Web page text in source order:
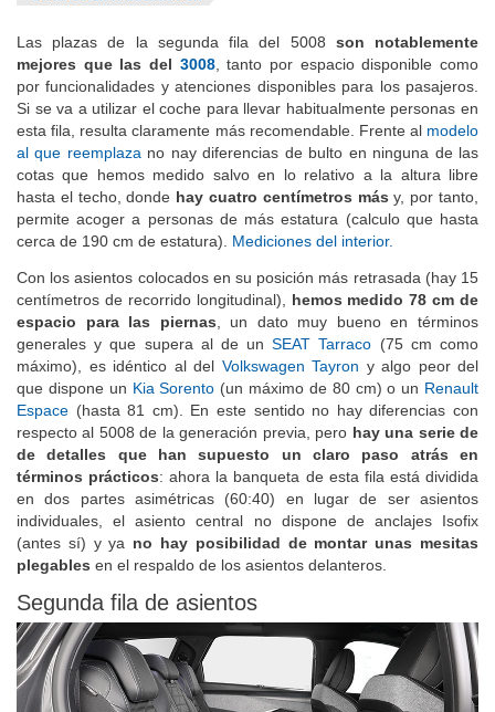
Segunda fila de asientos
Las plazas de la segunda fila del 5008son notablemente
mejores que las del3008, tanto por espacio disponible como
por funcionalidades y atenciones disponibles para los pasajeros.
Si se va a utilizar el coche para llevar habitualmente personas en
esta fila, resulta claramente más recomendable. Frente almodelo
al que reemplazano nay diferencias de bulto en ninguna de las
cotas que hemos medido salvo en lo relativo a la altura libre
hasta el techo, dondehay cuatro centímetros másy, por tanto,
permite acoger a personas de más estatura (calculo que hasta
Con los asientos colocados en su posición más retrasada (hay 15
centímetros de recorrido longitudinal),
hemos medido 78 cm de
espacio para las piernas , un dato muy bueno en términos
generales y que supera al de unSEAT Tarraco(75 cm como
máximo), es idéntico al delVolkswagen Tayrony algo peor del
que dispone unKia Sorento (un máximo de 80 cm) o unRenault
Espace(hasta 81 cm). En este sentido no hay diferencias con
respecto al 5008 de la generación previa, pero
hay una serie de
de detalles que han supuesto un claro paso atrás en
términos prácticos: ahora la banqueta de esta fila está dividida
en dos partes asimétricas (60:40) en lugar de ser asientos
individuales, el asiento central no dispone de anclajes Isofix
(antes sí) y ya no hay posibilidad de montar unas mesitas